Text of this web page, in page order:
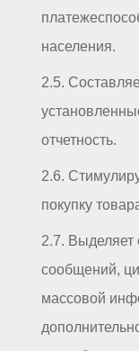
населения.
2.5.
отчетность.
2.6.
покупку
2.7. Выделяет
сообщений,
массовой